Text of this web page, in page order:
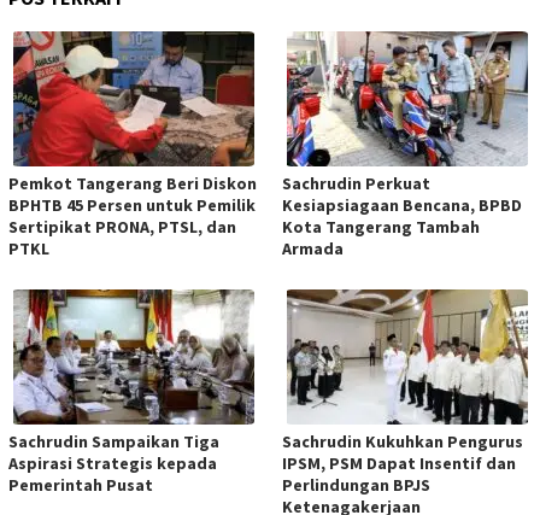
Pemkot Tangerang Beri Diskon
BPHTB 45 Persen untuk Pemilik
Sertipikat PRONA, PTSL, dan
PTKL
Sachrudin Perkuat
Kesiapsiagaan Bencana, BPBD
Kota Tangerang Tambah
Armada
Sachrudin Sampaikan Tiga
Aspirasi Strategis kepada
Pemerintah Pusat
Sachrudin Kukuhkan Pengurus
IPSM, PSM Dapat Insentif dan
Perlindungan BPJS
Ketenagakerjaan